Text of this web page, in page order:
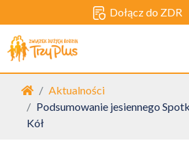
Dołącz do ZDR
Strona główna
Aktualności
Podsumowanie jesiennego
Kół